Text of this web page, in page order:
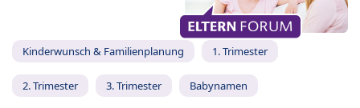
Kinderwunsch & Familienplanung 1. Trimester
2. Trimester 3. Trimester Babynamen